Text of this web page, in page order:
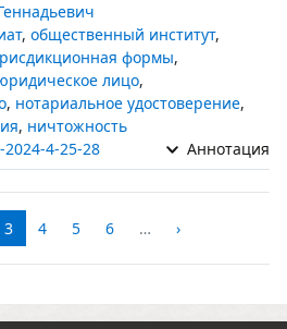
, общественный институт,
формы,
лицо,
, нотариальное удостоверение,
, ничтожность
2024-4-25-28 Аннотация
3 4 5 6 … ›